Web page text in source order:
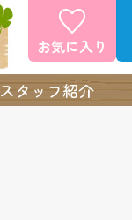
お気に入り
スタッフ紹介